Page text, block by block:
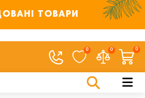
ТОВАРИ
0 0 0